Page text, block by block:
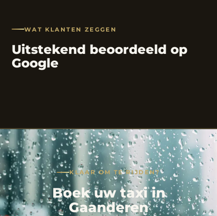
WAT KLANTEN ZEGGEN
Uitstekend beoordeeld op
Google
KLAAR OM TE RIJDEN?
Boek uw taxi in
Gaanderen